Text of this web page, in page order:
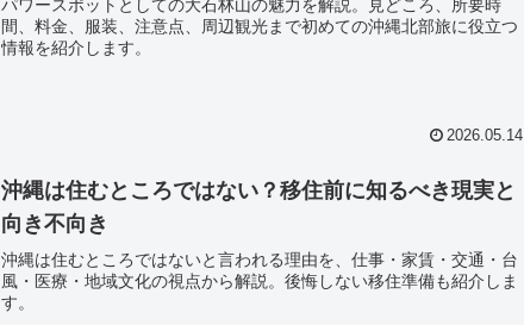
パワースポットとしての大石林山の魅力を解説。見どころ、所要時
間、料金、服装、注意点、周辺観光まで初めての沖縄北部旅に役立つ
情報を紹介します。
2026.05.14
沖縄は住むところではない？移住前に知るべき現実と
向き不向き
沖縄は住むところではないと言われる理由を、仕事・家賃・交通・台
風・医療・地域文化の視点から解説。後悔しない移住準備も紹介しま
す。